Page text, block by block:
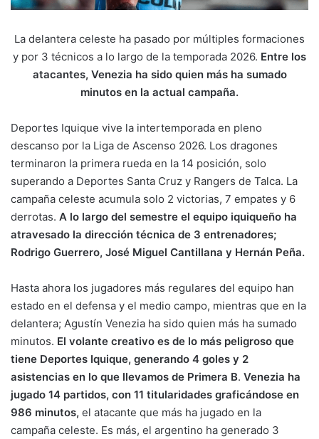
La delantera celeste ha pasado por múltiples formaciones
y por 3 técnicos a lo largo de la temporada 2026. Entre los
atacantes, Venezia ha sido quien más ha sumado
minutos en la actual campaña.
Deportes Iquique vive la intertemporada en pleno
descanso por la Liga de Ascenso 2026. Los dragones
terminaron la primera rueda en la 14 posición, solo
superando a Deportes Santa Cruz y Rangers de Talca. La
campaña celeste acumula solo 2 victorias, 7 empates y 6
derrotas. A lo largo del semestre el equipo iquiqueño ha
atravesado la dirección técnica de 3 entrenadores;
Rodrigo Guerrero, José Miguel Cantillana y Hernán Peña.
Hasta ahora los jugadores más regulares del equipo han
estado en el defensa y el medio campo, mientras que en la
delantera; Agustín Venezia ha sido quien más ha sumado
minutos. El volante creativo es de lo más peligroso que
tiene Deportes Iquique, generando 4 goles y 2
asistencias en lo que llevamos de Primera B. Venezia ha
jugado 14 partidos, con 11 titularidades graficándose en
986 minutos, el atacante que más ha jugado en la
campaña celeste. Es más, el argentino ha generado 3